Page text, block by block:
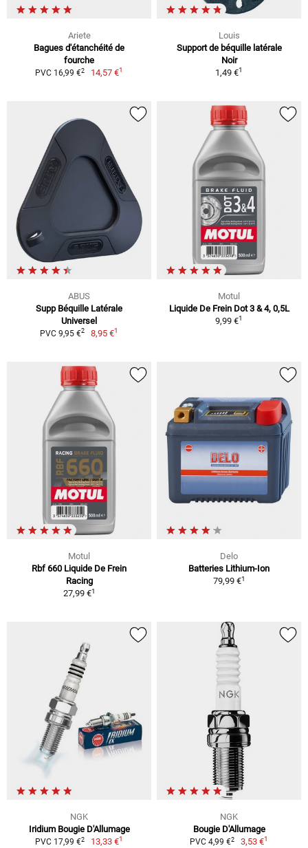
Ariete
Bagues d'étanchéité de
fourche
PVC 16,99 €2 14,57 €1
Louis
Support de béquille latérale
Noir
1,49 €1
ABUS
Supp Béquille Latérale
Universel
PVC 9,95 €2 8,95 €1
Motul
Liquide De Frein Dot 3 & 4, 0,5L
9,99 €1
Motul
Rbf 660 Liquide De Frein
Racing
27,99 €1
Delo
Batteries Lithium-Ion
79,99 €1
NGK
Iridium Bougie D'Allumage
PVC 17,99 €2 13,33 €1
NGK
Bougie D'Allumage
PVC 4,99 €2 3,53 €1